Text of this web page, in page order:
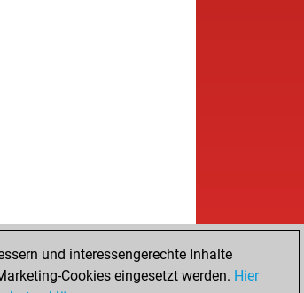
und interessengerechte Inhalte
Cookies eingesetzt werden. Hier